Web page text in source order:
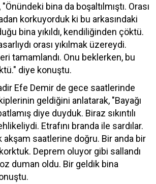
bina da boşaltılmıştı. Orası
korkuyorduk ki bu arkasındaki
bina yıkıldı, kendiliğinden çöktü.
orası yıkılmak üzereydi.
tamamlandı. Onu beklerken, bu
diye konuştu.
Efe Demir de gece saatlerinde
geldiğini anlatarak, "Bayağı
diye duyduk. Biraz sıkıntılı
Etrafını branda ile sardılar.
akşam saatlerine doğru. Bir anda bir
Deprem oluyor gibi sallandı
duman oldu. Bir geldik bina